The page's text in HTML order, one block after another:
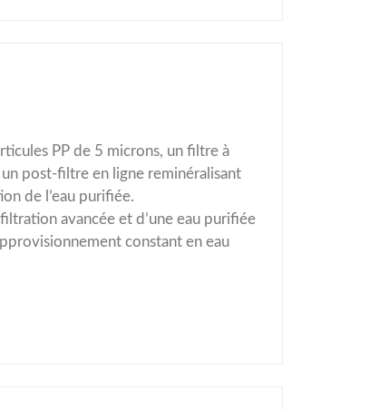
PP de 5 microns, un filtre à
post-filtre en ligne reminéralisant
de l’eau purifiée.
avancée et d’une eau purifiée
constant en eau